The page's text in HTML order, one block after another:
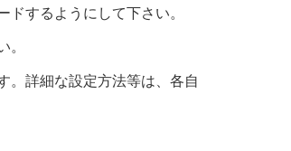
するようにして下さい。
。詳細な設定方法等は、各自